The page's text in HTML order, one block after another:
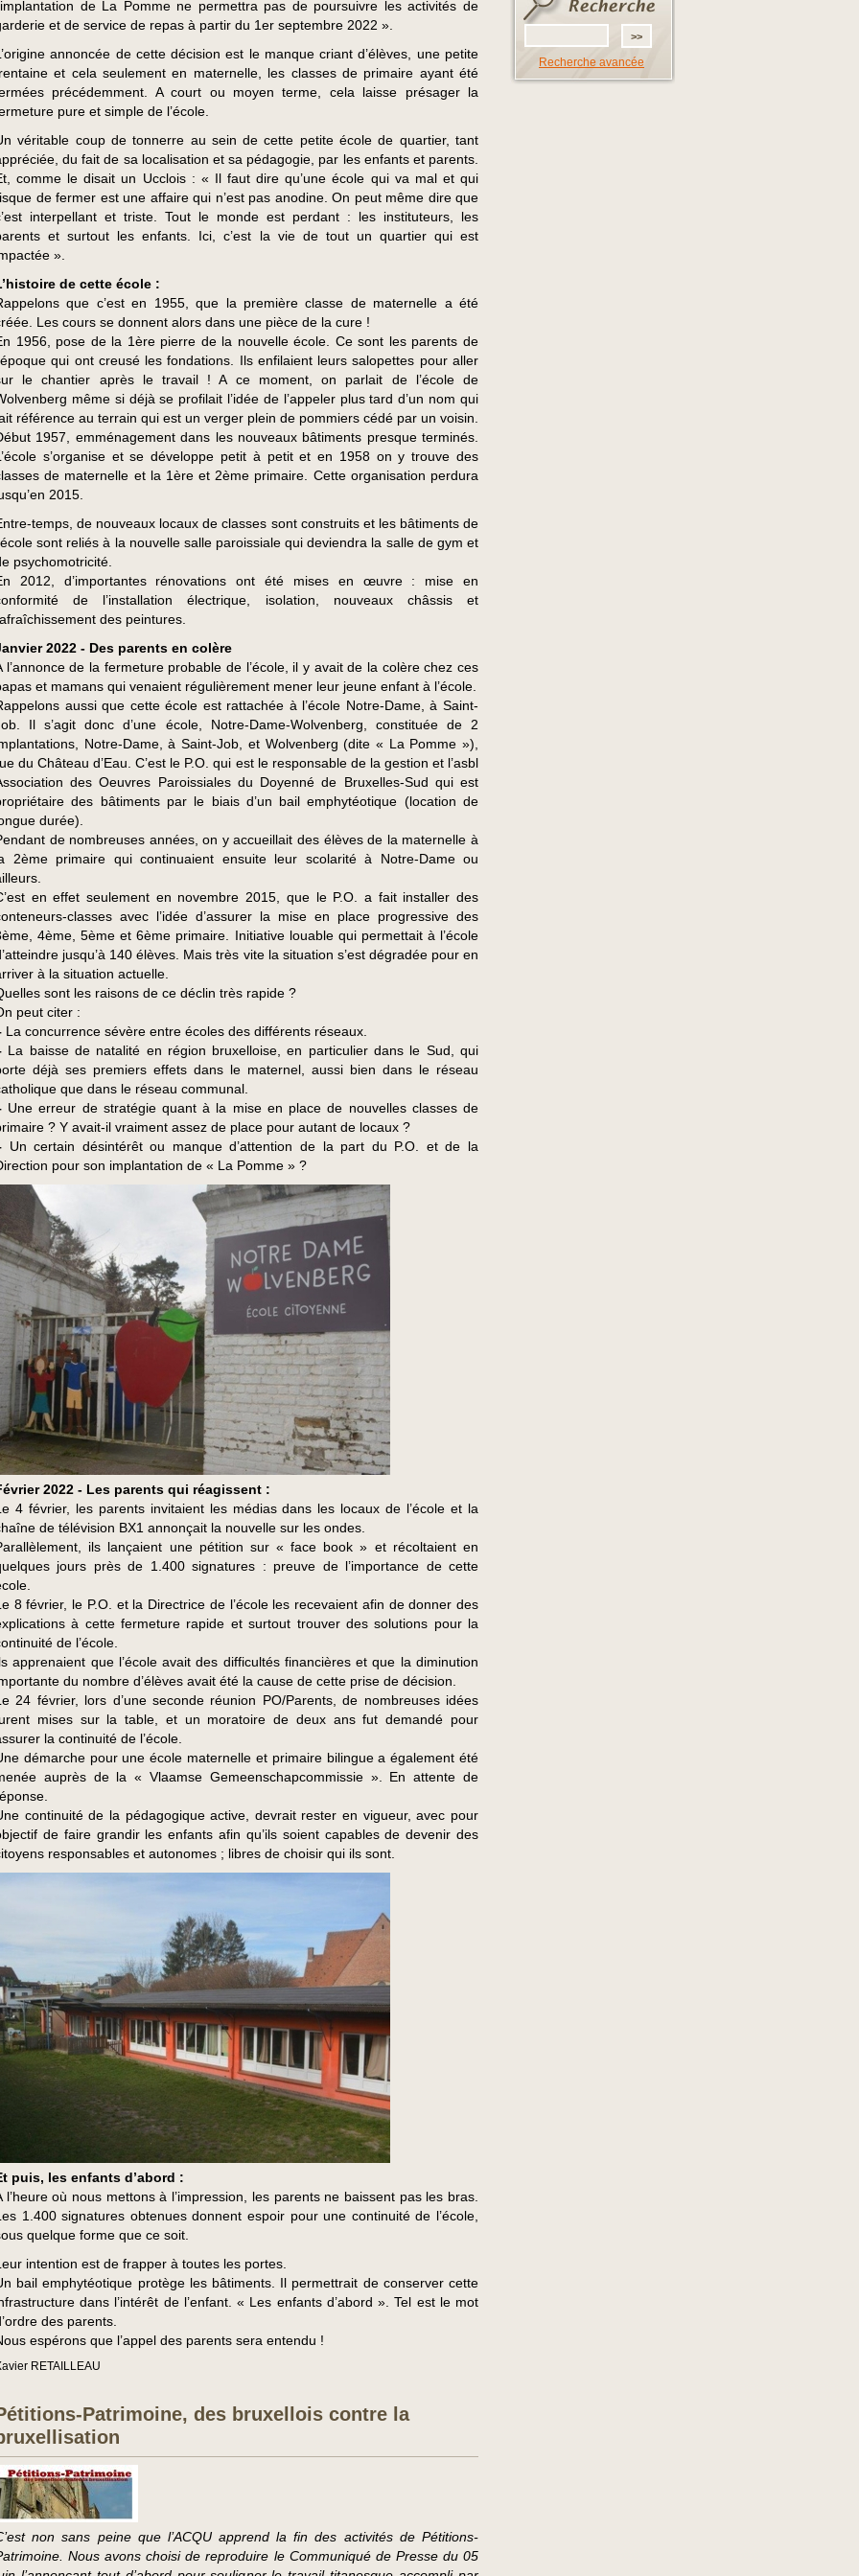
de La Pomme ne permettra pas de poursuivre les activités de
et de service de repas à partir du 1er septembre 2022 ».
annoncée de cette décision est le manque criant d’élèves, une petite
et cela seulement en maternelle, les classes de primaire ayant été
précédemment. A court ou moyen terme, cela laisse présager la
pure et simple de l’école.
véritable coup de tonnerre au sein de cette petite école de quartier, tant
du fait de sa localisation et sa pédagogie, par les enfants et parents.
comme le disait un Ucclois : « Il faut dire qu’une école qui va mal et qui
de fermer est une affaire qui n’est pas anodine. On peut même dire que
interpellant et triste. Tout le monde est perdant : les instituteurs, les
et surtout les enfants. Ici, c’est la vie de tout un quartier qui est
».
de cette école :
que c’est en 1955, que la première classe de maternelle a été
Les cours se donnent alors dans une pièce de la cure !
1956, pose de la 1ère pierre de la nouvelle école. Ce sont les parents de
qui ont creusé les fondations. Ils enfilaient leurs salopettes pour aller
le chantier après le travail ! A ce moment, on parlait de l’école de
même si déjà se profilait l’idée de l’appeler plus tard d’un nom qui
référence au terrain qui est un verger plein de pommiers cédé par un voisin.
1957, emménagement dans les nouveaux bâtiments presque terminés.
s’organise et se développe petit à petit et en 1958 on y trouve des
de maternelle et la 1ère et 2ème primaire. Cette organisation perdura
2015.
temps, de nouveaux locaux de classes sont construits et les bâtiments de
sont reliés à la nouvelle salle paroissiale qui deviendra la salle de gym et
psychomotricité.
2012, d’importantes rénovations ont été mises en œuvre : mise en
de l’installation électrique, isolation, nouveaux châssis et
des peintures.
2022 - Des parents en colère
l’annonce de la fermeture probable de l’école, il y avait de la colère chez ces
et mamans qui venaient régulièrement mener leur jeune enfant à l’école.
aussi que cette école est rattachée à l’école Notre-Dame, à Saint-
Il s’agit donc d’une école, Notre-Dame-Wolvenberg, constituée de 2
Notre-Dame, à Saint-Job, et Wolvenberg (dite « La Pomme »),
du Château d’Eau. C’est le P.O. qui est le responsable de la gestion et l’asbl
des Oeuvres Paroissiales du Doyenné de Bruxelles-Sud qui est
des bâtiments par le biais d’un bail emphytéotique (location de
durée).
de nombreuses années, on y accueillait des élèves de la maternelle à
2ème primaire qui continuaient ensuite leur scolarité à Notre-Dame ou
en effet seulement en novembre 2015, que le P.O. a fait installer des
classes avec l’idée d’assurer la mise en place progressive des
4ème, 5ème et 6ème primaire. Initiative louable qui permettait à l’école
jusqu’à 140 élèves. Mais très vite la situation s’est dégradée pour en
à la situation actuelle.
sont les raisons de ce déclin très rapide ?
peut citer :
La concurrence sévère entre écoles des différents réseaux.
La baisse de natalité en région bruxelloise, en particulier dans le Sud, qui
déjà ses premiers effets dans le maternel, aussi bien dans le réseau
que dans le réseau communal.
Une erreur de stratégie quant à la mise en place de nouvelles classes de
? Y avait-il vraiment assez de place pour autant de locaux ?
Un certain désintérêt ou manque d’attention de la part du P.O. et de la
pour son implantation de « La Pomme » ?
2022 - Les parents qui réagissent :
4 février, les parents invitaient les médias dans les locaux de l’école et la
de télévision BX1 annonçait la nouvelle sur les ondes.
ils lançaient une pétition sur « face book » et récoltaient en
jours près de 1.400 signatures : preuve de l’importance de cette
8 février, le P.O. et la Directrice de l’école les recevaient afin de donner des
à cette fermeture rapide et surtout trouver des solutions pour la
de l’école.
apprenaient que l’école avait des difficultés financières et que la diminution
du nombre d’élèves avait été la cause de cette prise de décision.
24 février, lors d’une seconde réunion PO/Parents, de nombreuses idées
mises sur la table, et un moratoire de deux ans fut demandé pour
la continuité de l’école.
démarche pour une école maternelle et primaire bilingue a également été
auprès de la « Vlaamse Gemeenschapcommissie ». En attente de
continuité de la pédagogique active, devrait rester en vigueur, avec pour
de faire grandir les enfants afin qu’ils soient capables de devenir des
responsables et autonomes ; libres de choisir qui ils sont.
puis, les enfants d’abord :
l’heure où nous mettons à l’impression, les parents ne baissent pas les bras.
1.400 signatures obtenues donnent espoir pour une continuité de l’école,
quelque forme que ce soit.
intention est de frapper à toutes les portes.
bail emphytéotique protège les bâtiments. Il permettrait de conserver cette
dans l’intérêt de l’enfant. « Les enfants d’abord ». Tel est le mot
des parents.
espérons que l’appel des parents sera entendu !
RETAILLEAU
Patrimoine, des bruxellois contre la
non sans peine que l’ACQU apprend la fin des activités de Pétitions-
Nous avons choisi de reproduire le Communiqué de Presse du 05
Recherche avancée